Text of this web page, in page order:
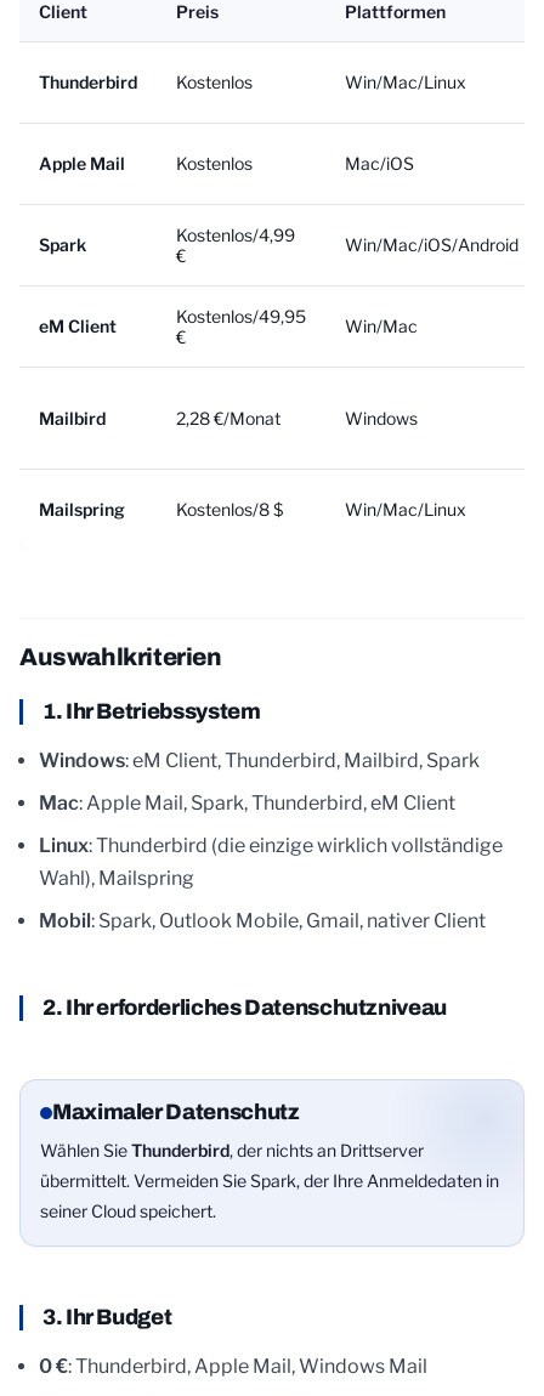
Client Preis Plattformen
Thunderbird Kostenlos Win/Mac/Linux
Apple Mail Kostenlos Mac/iOS
Spark
Kostenlos/4,99
€
Win/Mac/iOS/Android
eM Client
Kostenlos/49,95
€
Win/Mac
Mailbird 2,28 €/Monat Windows
Mailspring Kostenlos/8 $ Win/Mac/Linux
Auswahlkriterien
1. Ihr Betriebssystem
Windows: eM Client, Thunderbird, Mailbird, Spark
Mac: Apple Mail, Spark, Thunderbird, eM Client
Linux: Thunderbird (die einzige wirklich vollständige
Wahl), Mailspring
Mobil: Spark, Outlook Mobile, Gmail, nativer Client
2. Ihr erforderliches Datenschutzniveau
Maximaler Datenschutz
Wählen SieThunderbird, der nichts an Drittserver
übermittelt. Vermeiden Sie Spark, der Ihre Anmeldedaten in
seiner Cloud speichert.
3. Ihr Budget
0 €: Thunderbird, Apple Mail, Windows Mail